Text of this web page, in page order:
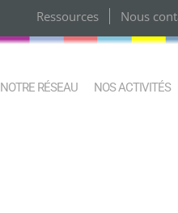
Ressources Nous
NOTRE RÉSEAU NOS ACTIVITÉS